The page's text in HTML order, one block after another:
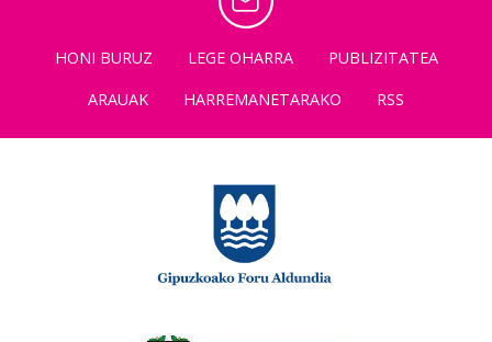
HONI BURUZ LEGE OHARRA
PUBLIZITATEA
ARAUAK
HARREMANETARAKO RSS